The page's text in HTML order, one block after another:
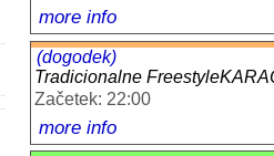
more info
(dogodek)
Tradicionalne
Začetek: 22:00
more info